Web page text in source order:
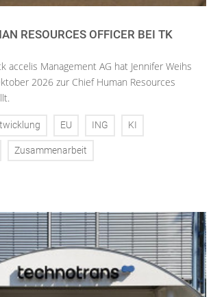
RESOURCES OFFICER BEI TK
accelis Management AG hat Jennifer Weihs
2026 zur Chief Human Resources
EU ING KI
Zusammenarbeit